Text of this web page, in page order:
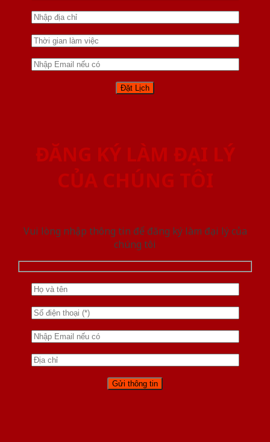
ĐĂNG KÝ LÀM ĐẠI LÝ
CỦA CHÚNG TÔI
Vui lòng nhập thông tin để đăng ký làm đại lý của
chúng tôi